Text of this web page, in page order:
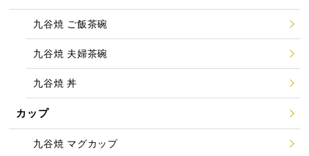
九谷焼 ご飯茶碗
九谷焼 夫婦茶碗
九谷焼 丼
カップ
九谷焼 マグカップ